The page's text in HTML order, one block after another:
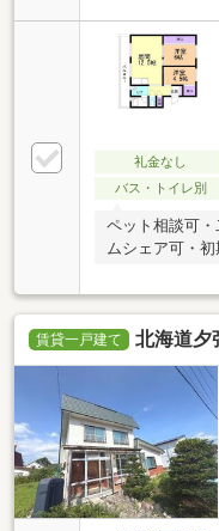
礼金なし
バス・トイレ別
ペット相談可
ムシェア可・
賃貸一戸建て 北海道夕